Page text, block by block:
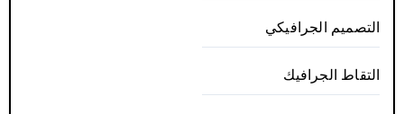
التصميم الجرافيكي
التقاط الجرافيك